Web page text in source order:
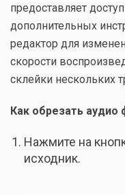
предоставляет
дополнительных
редактор для
скорости
склейки нескольких
Как обрезать аудио
Нажмите на
исходник.